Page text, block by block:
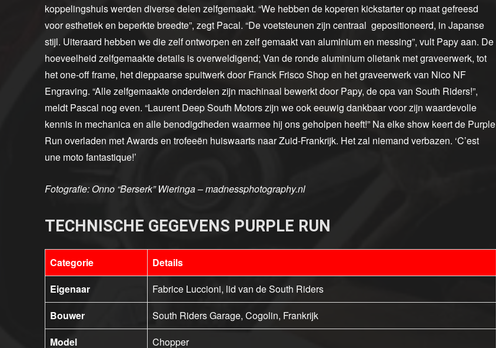
koppelingshuis werden diverse delen zelfgemaakt. “We hebben de koperen kickstarter op maat gefreesd
voor esthetiek en beperkte breedte”, zegt Pacal. “De voetsteunen zijn centraal gepositioneerd, in Japanse
stijl. Uiteraard hebben we die zelf ontworpen en zelf gemaakt van aluminium en messing”, vult Papy aan. De
hoeveelheid zelfgemaakte details is overweldigend; Van de ronde aluminium olietank met graveerwerk, tot
het one-off frame, het dieppaarse spuitwerk door Franck Frisco Shop en het graveerwerk van Nico NF
Engraving. “Alle zelfgemaakte onderdelen zijn machinaal bewerkt door Papy, de opa van South Riders!”,
meldt Pascal nog even. “Laurent Deep South Motors zijn we ook eeuwig dankbaar voor zijn waardevolle
kennis in mechanica en alle benodigdheden waarmee hij ons geholpen heeft!” Na elke show keert de Purple
Run overladen met Awards en trofeeën huiswaarts naar Zuid-Frankrijk. Het zal niemand verbazen. ‘C’est
une moto fantastique!’
Fotografie: Onno “Berserk” Wieringa – madnessphotography.nl
TECHNISCHE GEGEVENS PURPLE RUN
Categorie
Details
Eigenaar
Fabrice Luccioni, lid van de South Riders
Bouwer
South Riders Garage, Cogolin, Frankrijk
Model
Chopper